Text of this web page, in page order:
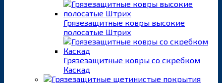
Грязезащитные ковры высокие
полосатые Штрих
Грязезащитные ковры со скребком
Каскад